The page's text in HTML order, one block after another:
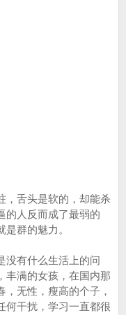
，舌头是软的，却能杀
的人反而成了最弱的
群的魅力。
没有什么生活上的问
丰满的女孩，在国内那
无性，瘦高的个子，
何干扰，学习一直都很